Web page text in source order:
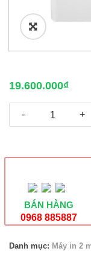
🔍
19.600.000₫
Laser
số
lượng
BÁN HÀNG
0968 885887
Danh mục: Máy in 2